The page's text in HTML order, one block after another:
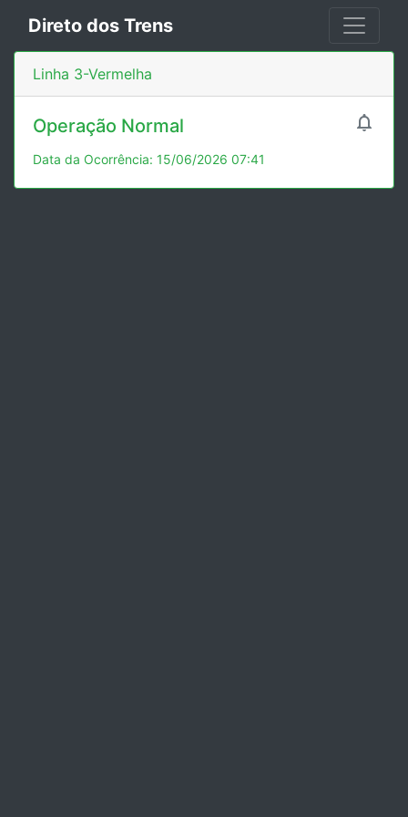
Direto dos Trens
Linha 3-Vermelha

Operação Normal
Data da Ocorrência: 15/06/2026 07:41